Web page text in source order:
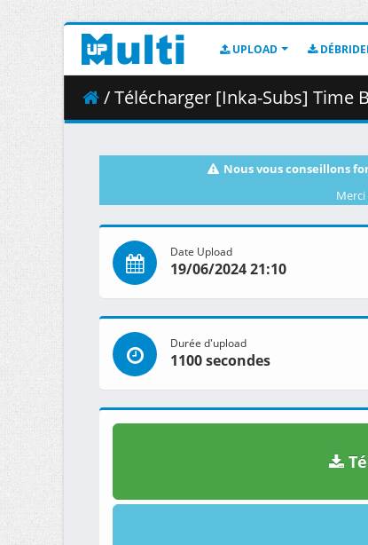
UPLOAD
/ Télécharger [Inka-Subs] Time
Nous vous conseillons
Date Upload
19/06/2024 21:10
Durée d'upload
1100 secondes